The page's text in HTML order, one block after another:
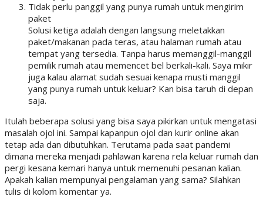
Tidak perlu panggil yang punya rumah untuk mengirim
paket
Solusi ketiga adalah dengan langsung meletakkan
paket/makanan pada teras, atau halaman rumah atau
tempat yang tersedia. Tanpa harus memanggil-manggil
pemilik rumah atau memencet bel berkali-kali. Saya mikir
juga kalau alamat sudah sesuai kenapa musti manggil
yang punya rumah untuk keluar? Kan bisa taruh di depan
saja.
Itulah beberapa solusi yang bisa saya pikirkan untuk mengatasi
masalah ojol ini. Sampai kapanpun ojol dan kurir online akan
tetap ada dan dibutuhkan. Terutama pada saat pandemi
dimana mereka menjadi pahlawan karena rela keluar rumah dan
pergi kesana kemari hanya untuk memenuhi pesanan kalian.
Apakah kalian mempunyai pengalaman yang sama? Silahkan
tulis di kolom komentar ya.